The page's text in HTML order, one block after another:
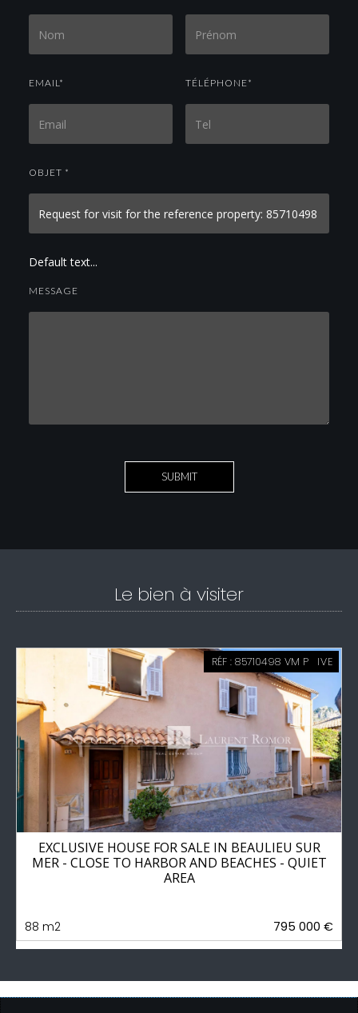
Le bien à visiter
EXCLUSIVE
RÉF : 85710498 VM P
EXCLUSIVE HOUSE FOR SALE IN BEAULIEU SUR
MER - CLOSE TO HARBOR AND BEACHES - QUIET
AREA
88 m2 795 000 €
EMAIL* TÉLÉPHONE*
OBJET *
Default text...
MESSAGE